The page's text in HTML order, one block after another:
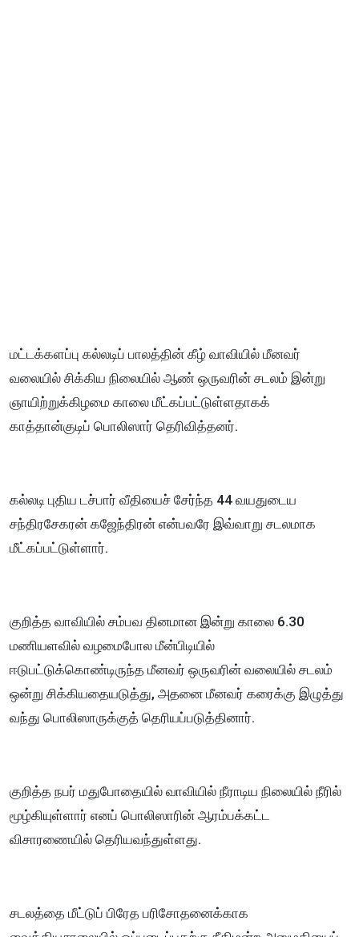
மட்டக்களப்பு கல்லடிப் பாலத்தின் கீழ் வாவியில் மீனவர்
வலையில் சிக்கிய நிலையில் ஆண் ஒருவரின் சடலம் இன்று
ஞாயிற்றுக்கிழமை காலை மீட்கப்பட்டுள்ளதாகக்
காத்தான்குடிப் பொலிஸார் தெரிவித்தனர்.
கல்லடி புதிய டச்பார் வீதியைச் சேர்ந்த 44 வயதுடைய
சந்திரசேகரன் கஜேந்திரன் என்பவரே இவ்வாறு சடலமாக
மீட்கப்பட்டுள்ளார்.
குறித்த வாவியில் சம்பவ தினமான இன்று காலை 6.30
மணியளவில் வழமைபோல மீன்பிடியில்
ஈடுபட்டுக்கொண்டிருந்த மீனவர் ஒருவரின் வலையில் சடலம்
ஒன்று சிக்கியதையடுத்து, அதனை மீனவர் கரைக்கு இழுத்து
வந்து பொலிஸாருக்குத் தெரியப்படுத்தினார்.
குறித்த நபர் மதுபோதையில் வாவியில் நீராடிய நிலையில் நீரில்
மூழ்கியுள்ளார் எனப் பொலிஸாரின் ஆரம்பக்கட்ட
விசாரணையில் தெரியவந்துள்ளது.
சடலத்தை மீட்டுப் பிரேத பரிசோதனைக்காக